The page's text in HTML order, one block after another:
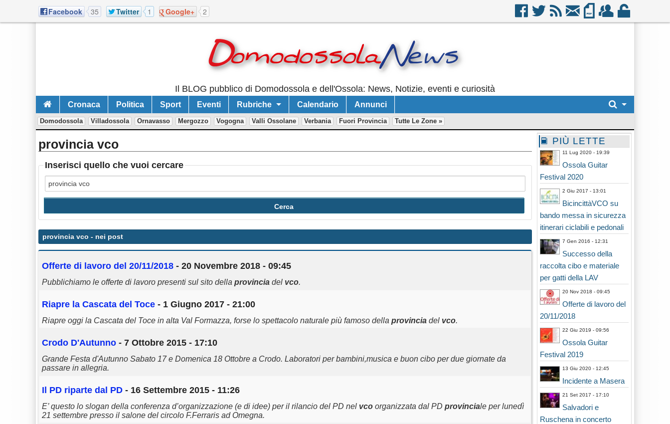
Facebook 35 Twitter 1 Google+ 2
Il BLOG pubblico di Domodossola e dell'Ossola: News, Notizie, eventi e curiosità
Cronaca Politica Sport Eventi Rubriche Calendario Annunci
Domodossola Villadossola Ornavasso Mergozzo Vogogna Valli Ossolane Verbania Fuori Provincia Tutte Le Zone »
provincia vco
Inserisci quello che vuoi cercare
provincia vco - nei post
Offerte di lavoro del 20/11/2018 - 20 Novembre 2018 - 09:45
Pubblichiamo le offerte di lavoro presenti sul sito della provincia del vco.
Riapre la Cascata del Toce - 1 Giugno 2017 - 21:00
Riapre oggi la Cascata del Toce in alta Val Formazza, forse lo spettacolo naturale più famoso della provincia del vco.
Crodo D'Autunno - 7 Ottobre 2015 - 17:10
Grande Festa d'Autunno Sabato 17 e Domenica 18 Ottobre a Crodo. Laboratori per bambini,musica e buon cibo per due giornate da
passare in allegria.
Il PD riparte dal PD - 16 Settembre 2015 - 11:26
E’ questo lo slogan della conferenza d’organizzazione (e di idee) per il rilancio del PD nel vco organizzata dal PD provinciale per lunedì
21 settembre presso il salone del circolo F.Ferraris ad Omegna.
PIÙ LETTE
11 Lug 2020 - 19:39
Ossola Guitar
Festival 2020
2 Giu 2017 - 13:01
BicincittàVCO su
bando messa in sicurezza
itinerari ciclabili e pedonali
7 Gen 2016 - 12:31
Successo della
raccolta cibo e materiale
per gatti della LAV
20 Nov 2018 - 09:45
Offerte di lavoro del
20/11/2018
22 Giu 2019 - 09:56
Ossola Guitar
Festival 2019
13 Giu 2020 - 12:45
Incidente a Masera
21 Set 2017 - 17:10
Salvadori e
Ruschena in concerto